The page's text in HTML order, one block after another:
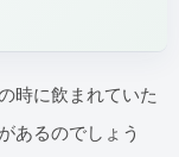
時に飲まれていた
あるのでしょう